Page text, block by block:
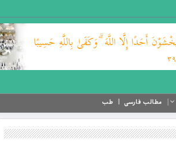
مطالب فارسی طب